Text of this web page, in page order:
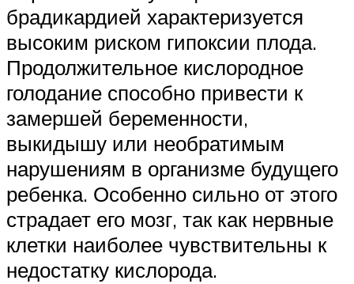
брадикардией характеризуется
высоким риском гипоксии плода.
Продолжительное кислородное
голодание способно привести к
замершей беременности,
выкидышу или необратимым
нарушениям в организме будущего
ребенка. Особенно сильно от этого
страдает его мозг, так как нервные
клетки наиболее чувствительны к
недостатку кислорода.